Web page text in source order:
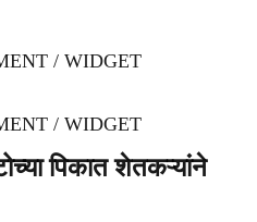
/ WIDGET
/ WIDGET
पिकात शेतकऱ्यांने